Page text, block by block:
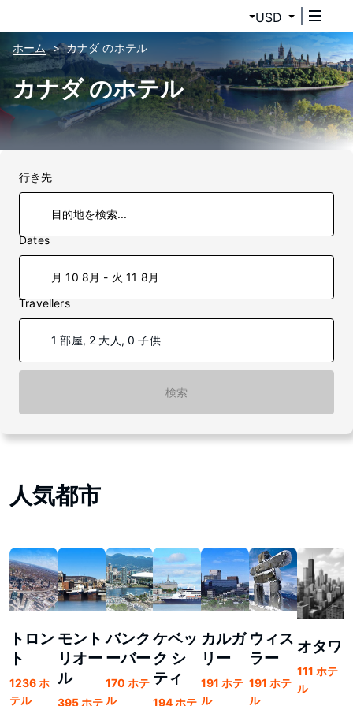
USD
ホーム カナダ のホテル
カナダ のホテル
行き先
Dates
月 10 8月 - 火 11 8月
Travellers
1 部屋, 2 大人, 0 子供
検索
人気都市
トロン
ト
1236 ホ
テル
モント
リオー
ル
395 ホテ
バンク
ーバー
170 ホテ
ル
ケベッ
ク シ
ティ
194 ホテ
カルガ
リー
191 ホテ
ル
ウィス
ラー
191 ホテ
ル
オタワ
111 ホテ
ル